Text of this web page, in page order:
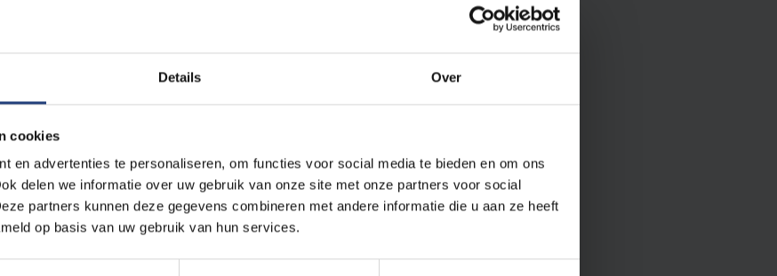
Details Over
cookies
en advertenties te personaliseren, om functies voor social media te bieden en om ons
delen we informatie over uw gebruik van onze site met onze partners voor social
partners kunnen deze gegevens combineren met andere informatie die u aan ze heeft
op basis van uw gebruik van hun services.
URL van de pagina waar je de fout zag.
www.vub.be/nl/studeren-aan-de-vub/alle-opleidingen